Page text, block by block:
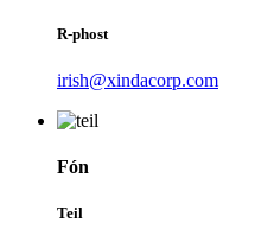
R-phost
irish@xindacorp.com
Fón
Teil